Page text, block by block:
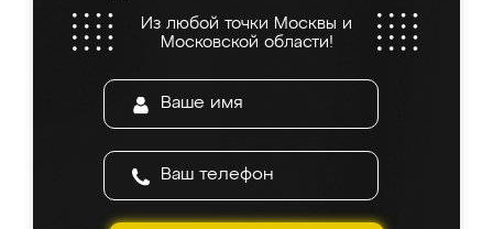
Из любой точки Москвы и
Московской области!